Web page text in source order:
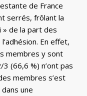
de France
serrés, frôlant la
de la part des
En effet,
membres y sont
(66,6 %) n’ont pas
membres s’est
une